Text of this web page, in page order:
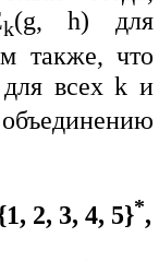
k(g, h) для
также, что
всех k и
2, 3, 4, 5}*,